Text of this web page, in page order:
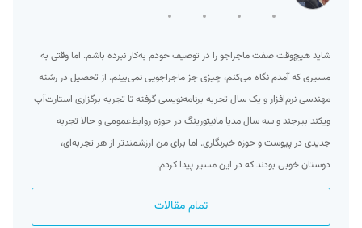
شاید هیچ‌وقت صفت ماجراجو را در توصیف خودم به‌کار نبرده‌ باشم. اما وقتی به
مسیری که آمدم نگاه می‌کنم، چیزی جز ماجراجویی نمی‌بینم. از تحصیل در رشته
مهندسی نرم‌افزار و یک سال تجربه برنامه‌نویسی گرفته تا تجربه برگزاری استارت‌آپ
ویکند بیرجند و سه سال مدیا مانیتورینگ در حوزه روابط‌عمومی و حالا تجربه
جدیدی در پیوست و حوزه خبرنگاری. اما برای من ارزشمند‌تر از هر تجربه‌ای،
دوستان خوبی بودند که در این مسیر پیدا کردم.
تمام مقالات